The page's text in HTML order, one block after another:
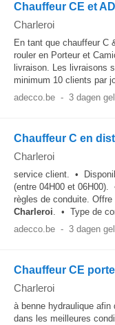
Chauffeur CE et
Charleroi
En tant que chauffeur C
rouler en Porteur et
livraison. Les livraisons
minimum 10 clients par
adecco.be - 3 dagen
Chauffeur C en
Charleroi
service client. •
(entre 04H00 et
règles de conduite.
Charleroi. • Type de
adecco.be - 3 dagen
Chauffeur CE
Charleroi
à benne hydraulique afin
dans les meilleures